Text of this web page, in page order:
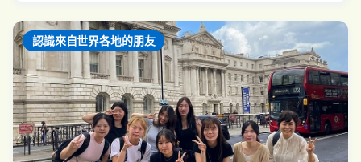
認識來自世界各地的朋友